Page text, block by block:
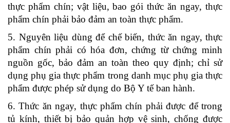
thực phẩm chín; vật liệu, bao gói thức ăn ngay, thực
phẩm chín phải bảo đảm an toàn thực phẩm.
5. Nguyên liệu dùng để chế biến, thức ăn ngay, thực
phẩm chín phải có hóa đơn, chứng từ chứng minh
nguồn gốc, bảo đảm an toàn theo quy định; chỉ sử
dụng phụ gia thực phẩm trong danh mục phụ gia thực
phẩm được phép sử dụng do Bộ Y tế ban hành.
6. Thức ăn ngay, thực phẩm chín phải được để trong
tủ kính, thiết bị bảo quản hợp vệ sinh, chống được